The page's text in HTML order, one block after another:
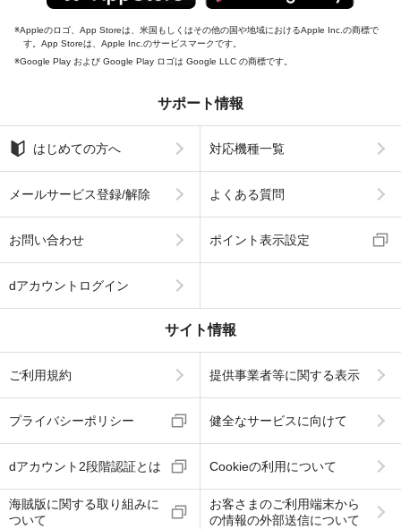
Appleのロゴ、App Storeは、米国もしくはその他の国や地域におけるApple Inc.の商標で
す。App Storeは、Apple Inc.のサービスマークです。
Google Play および Google Play ロゴは Google LLC の商標です。
サポート情報
はじめての方へ 対応機種一覧
メールサービス登録/解除 よくある質問
お問い合わせ ポイント表示設定
dアカウントログイン
サイト情報
ご利用規約 提供事業者等に関する表示
プライバシーポリシー 健全なサービスに向けて
dアカウント2段階認証とは Cookieの利用について
海賊版に関する取り組みに
ついて
お客さまのご利用端末から
の情報の外部送信について